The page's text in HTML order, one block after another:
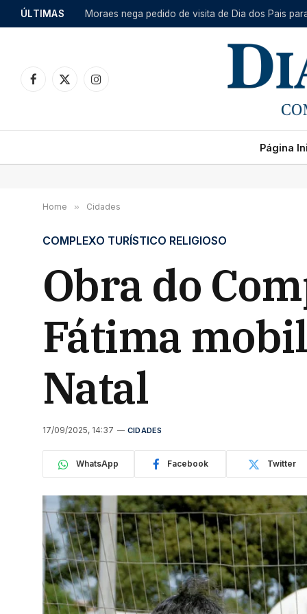
ÚLTIMAS Moraes nega pedido de visita de Dia dos Pais
Facebook
X
Instagram
Página
Home » Cidades
COMPLEXO TURÍSTICO RELIGIOSO
Obra do
Fátima
Natal
17/09/2025, 14:37 CIDADES
WhatsApp Facebook Twitter